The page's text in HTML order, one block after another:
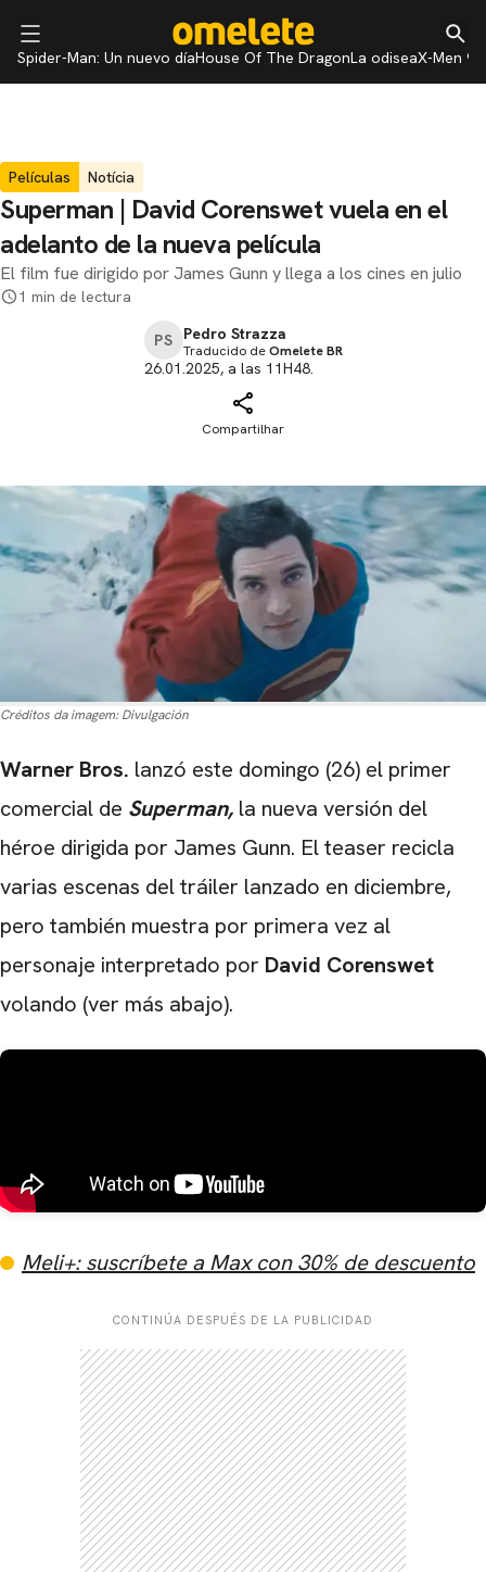
Spider-Man: Un nuevo díaHouse Of The DragonLa odiseaX-Men 97
Películas Notícia
Superman | David Corenswet vuela en el
adelanto de la nueva película
El film fue dirigido por James Gunn y llega a los cines en julio
1 min de lectura
PS Pedro Strazza
Traducido deOmelete BR
26.01.2025, a las 11H48.
Compartilhar
Créditos da imagem: Divulgación
Warner Bros. lanzó este domingo (26) el primer
comercial de Superman, la nueva versión del
héroe dirigida por James Gunn. El teaser recicla
varias escenas del tráiler lanzado en diciembre,
pero también muestra por primera vez al
personaje interpretado por David Corenswet
volando (ver más abajo).
Meli+: suscríbete a Max con 30% de descuento
CONTINÚA DESPUÉS DE LA PUBLICIDAD
CARREGANDO PUBLICIDADE